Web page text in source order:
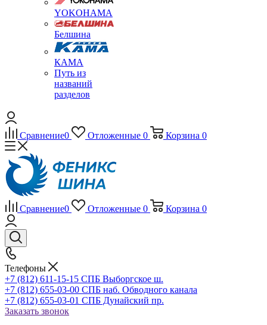
YOKOHAMA
Белшина
КАМА
Путь из
названий
разделов
Сравнение0 Отложенные 0 Корзина 0
Сравнение0 Отложенные 0 Корзина 0
Телефоны
+7 (812) 611-15-15 СПБ Выборгское ш.
+7 (812) 655-03-00 СПБ наб. Обводного канала
+7 (812) 655-03-01 СПБ Дунайский пр.
Заказать звонок